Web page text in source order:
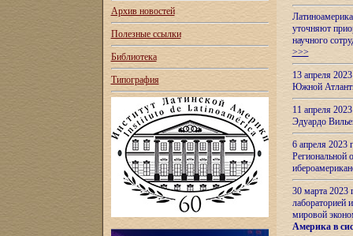
Архив новостей
Полезные ссылки
Библиотека
Типография
уточняют
научного
>>>
13 апреля
Южной
11 апреля
Эдуардо
6 апреля
Региональной
30 марта 2023
лабораторией
мировой
Америка в